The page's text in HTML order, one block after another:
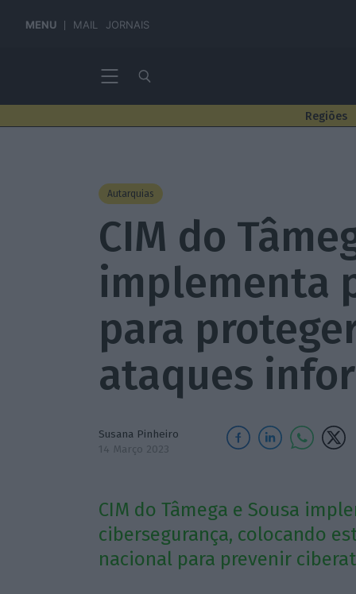
MENU MAIL JORNAIS
Regiões
Autarquias
CIM do
implementa
para
ataques
Susana Pinheiro
14 Março 2023
CIM do Tâmega e Sousa
cibersegurança, colocando
nacional para prevenir